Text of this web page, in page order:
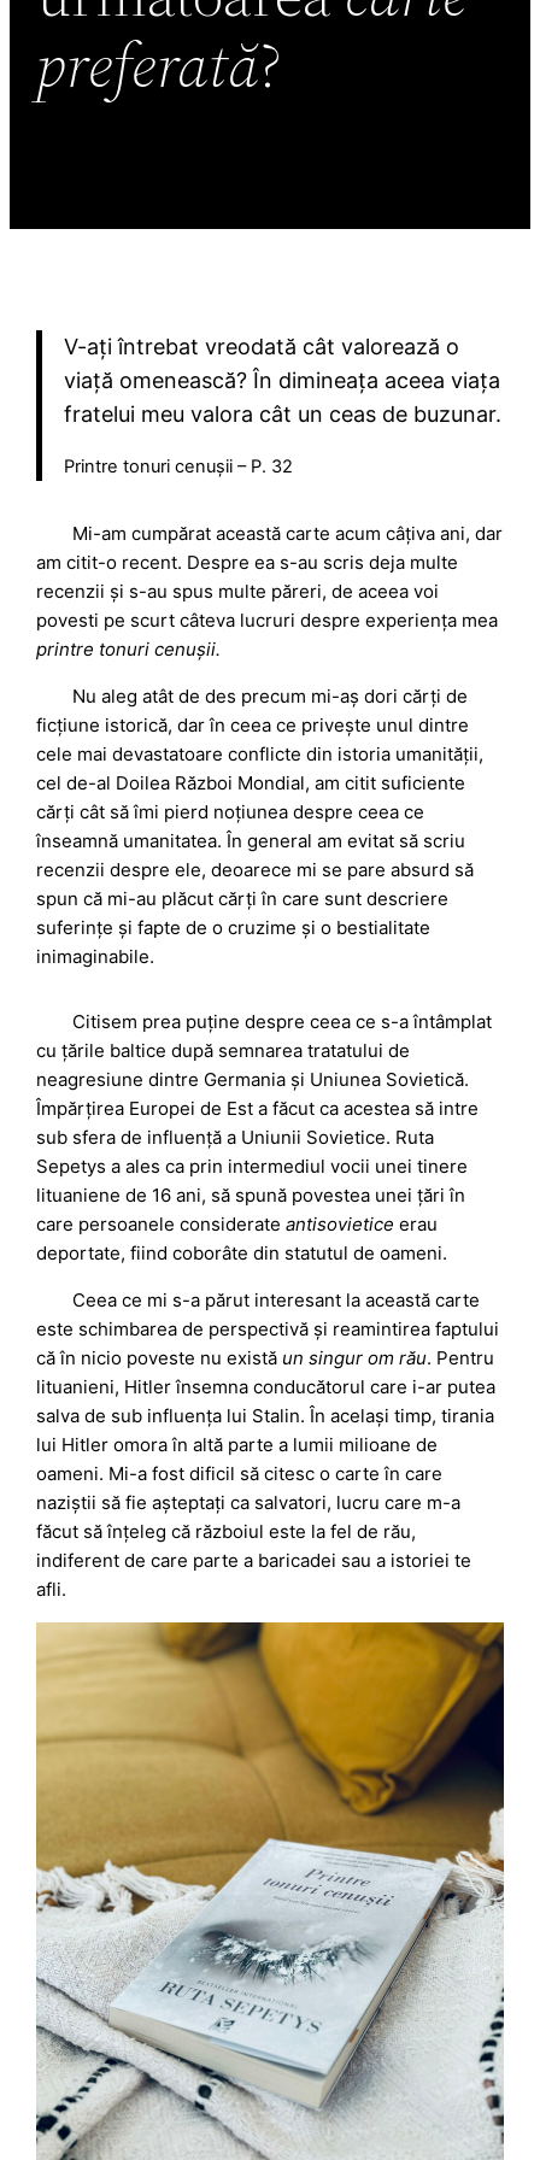
preferată?
V-ați întrebat vreodată cât valorează o
viață omenească? În dimineața aceea viața
fratelui meu valora cât un ceas de buzunar.
Printre tonuri cenușii – P. 32
Mi-am cumpărat această carte acum câțiva ani, dar
am citit-o recent. Despre ea s-au scris deja multe
recenzii și s-au spus multe păreri, de aceea voi
povesti pe scurt câteva lucruri despre experiența mea
printre tonuri cenușii.
Nu aleg atât de des precum mi-aș dori cărți de
ficțiune istorică, dar în ceea ce privește unul dintre
cele mai devastatoare conflicte din istoria umanității,
cel de-al Doilea Război Mondial, am citit suficiente
cărți cât să îmi pierd noțiunea despre ceea ce
înseamnă umanitatea. În general am evitat să scriu
recenzii despre ele, deoarece mi se pare absurd să
spun că mi-au plăcut cărți în care sunt descriere
suferințe și fapte de o cruzime și o bestialitate
inimaginabile.
Citisem prea puține despre ceea ce s-a întâmplat
cu țările baltice după semnarea tratatului de
neagresiune dintre Germania și Uniunea Sovietică.
Împărțirea Europei de Est a făcut ca acestea să intre
sub sfera de influență a Uniunii Sovietice. Ruta
Sepetys a ales ca prin intermediul vocii unei tinere
lituaniene de 16 ani, să spună povestea unei țări în
care persoanele considerateantisovietice erau
deportate, fiind coborâte din statutul de oameni.
Ceea ce mi s-a părut interesant la această carte
este schimbarea de perspectivă și reamintirea faptului
că în nicio poveste nu există un singur om rău. Pentru
lituanieni, Hitler însemna conducătorul care i-ar putea
salva de sub influența lui Stalin. În același timp, tirania
lui Hitler omora în altă parte a lumii milioane de
oameni. Mi-a fost dificil să citesc o carte în care
naziștii să fie așteptați ca salvatori, lucru care m-a
făcut să înțeleg că războiul este la fel de rău,
indiferent de care parte a baricadei sau a istoriei te
afli.